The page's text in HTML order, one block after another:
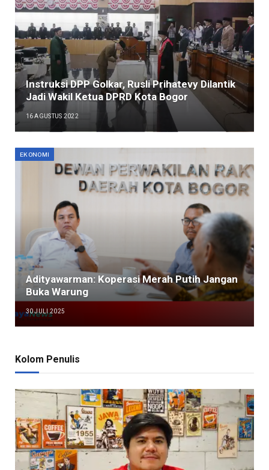
Instruksi DPP Golkar, Rusli Prihatevy Dilantik
Jadi Wakil Ketua DPRD Kota Bogor
16 AGUSTUS 2022
EKONOMI
Adityawarman: Koperasi Merah Putih Jangan
Buka Warung
30 JULI 2025
Kolom Penulis